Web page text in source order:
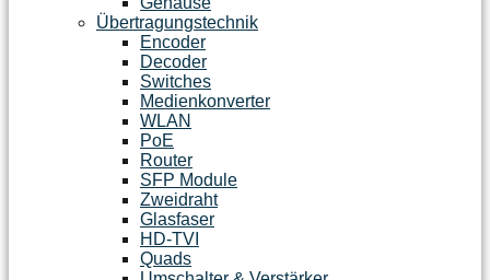
Übertragungstechnik
Encoder
Decoder
Switches
Medienkonverter
WLAN
PoE
Router
SFP Module
Zweidraht
Glasfaser
HD-TVI
Quads